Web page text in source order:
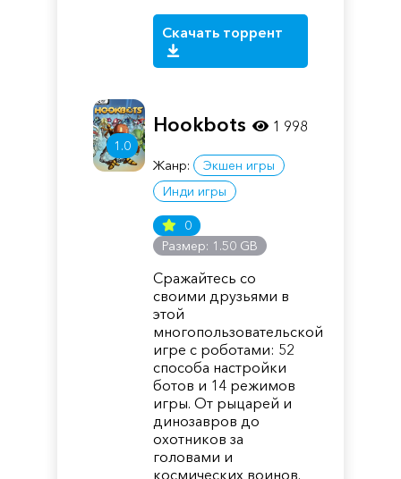
Скачать торрент
1.0
Hookbots
Жанр:
Экшен игры
Инди игры
0
Размер: 1.50 GB
Сражайтесь со
своими друзьями в
этой
многопользовательской
игре с роботами: 52
способа настройки
ботов и 14 режимов
игры. От рыцарей и
динозавров до
охотников за
головами и
космических воинов.
1 998